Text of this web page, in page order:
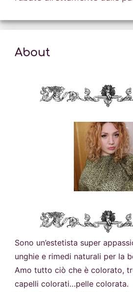
About
Sono un’estetista super
unghie e rimedi naturali per la
Amo tutto ciò che è colorato,
capelli colorati…pelle colorata.